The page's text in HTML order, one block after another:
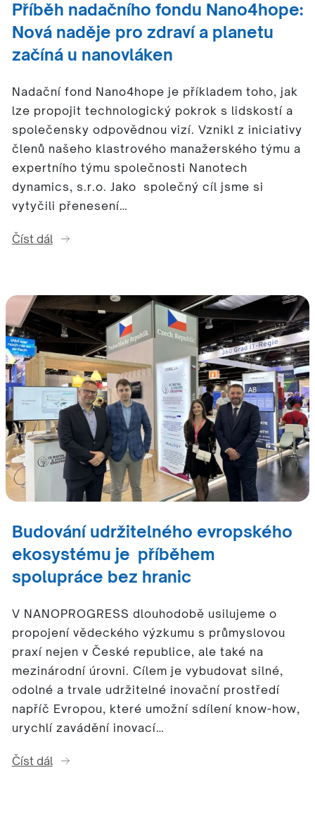
Příběh nadačního fondu Nano4hope:
Nová naděje pro zdraví a planetu
začíná u nanovláken
Nadační fond Nano4hope je příkladem toho, jak
lze propojit technologický pokrok s lidskostí a
společensky odpovědnou vizí. Vznikl z iniciativy
členů našeho klastrového manažerského týmu a
expertního týmu společnosti Nanotech
dynamics, s.r.o. Jako společný cíl jsme si
vytyčili přenesení…
Číst dál
Budování udržitelného evropského
ekosystému je příběhem
spolupráce bez hranic
V NANOPROGRESS dlouhodobě usilujeme o
propojení vědeckého výzkumu s průmyslovou
praxí nejen v České republice, ale také na
mezinárodní úrovni. Cílem je vybudovat silné,
odolné a trvale udržitelné inovační prostředí
napříč Evropou, které umožní sdílení know-how,
urychlí zavádění inovací…
Číst dál